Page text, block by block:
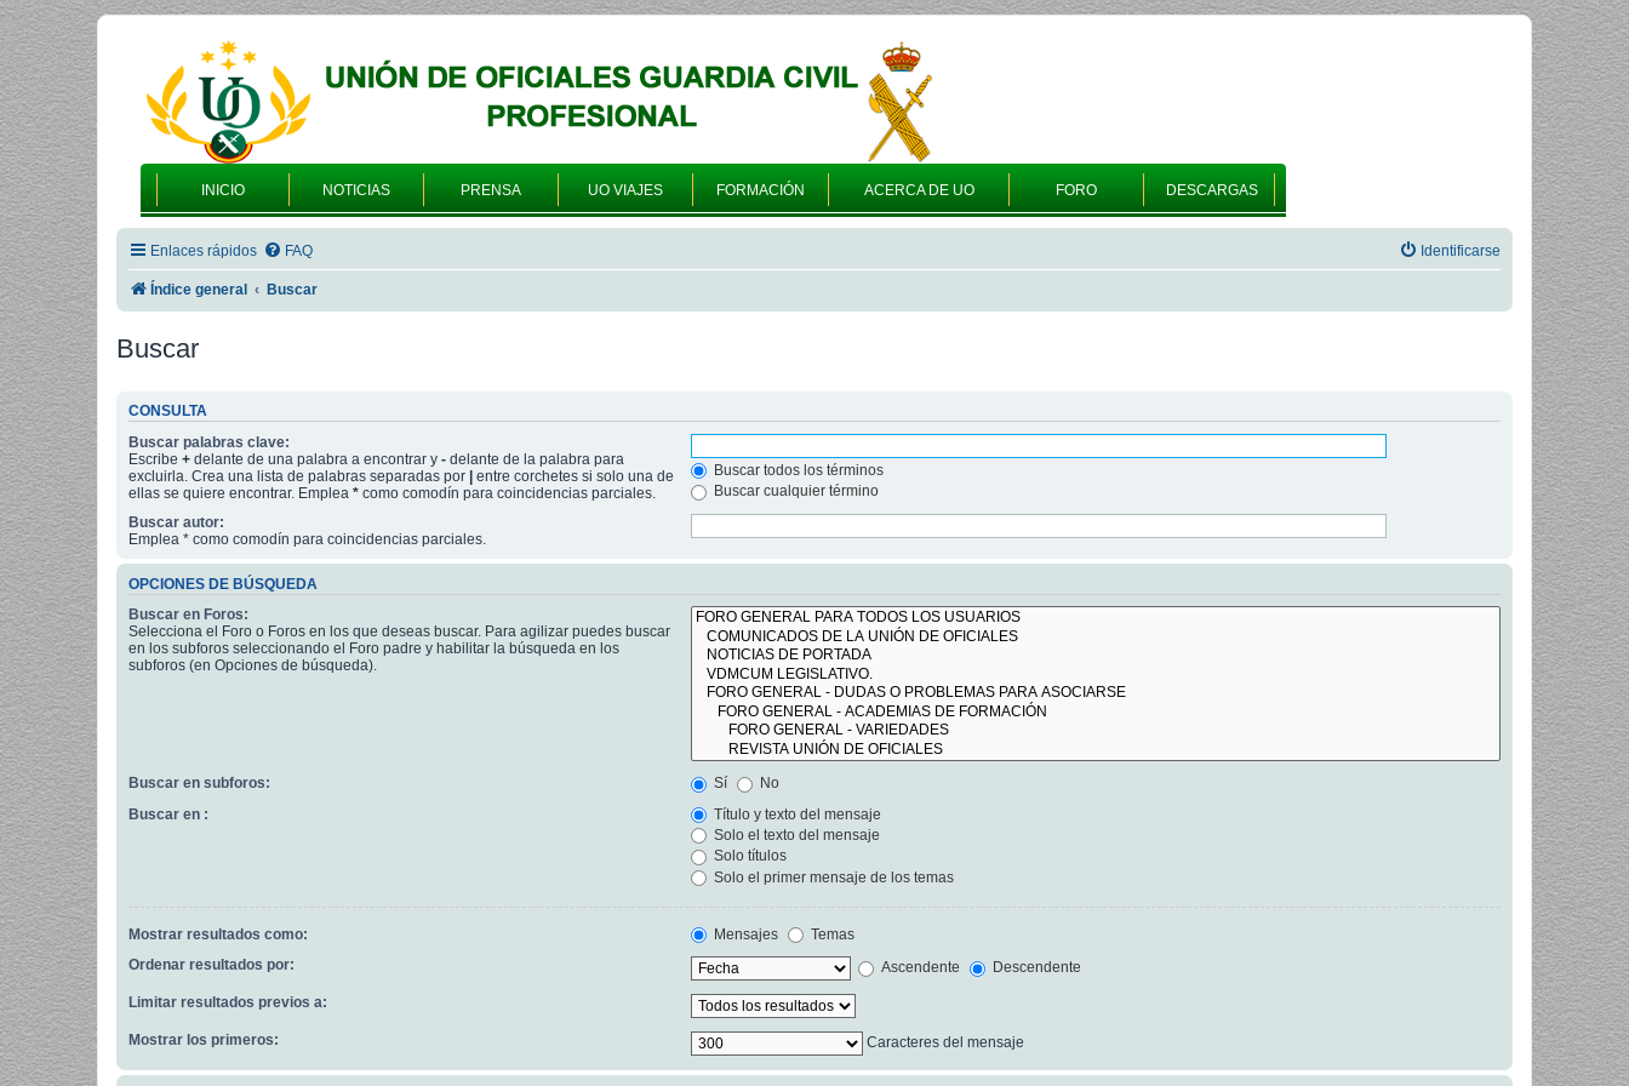
INICIO NOTICIAS PRENSA UO VIAJES FORMACIÓN ACERCA DE UO FORO DESCARGAS
Enlaces rápidos FAQ Identificarse
Índice general Buscar
Buscar
CONSULTA
Buscar palabras clave:
Escribe + delante de una palabra a encontrar y - delante de la palabra para
excluirla. Crea una lista de palabras separadas por
entre corchetes si solo una de
ellas se quiere encontrar. Emplea * como comodín para coincidencias parciales.
Buscar todos los términos
Buscar cualquier término
Buscar autor:
Emplea * como comodín para coincidencias parciales.
OPCIONES DE BÚSQUEDA
Buscar en Foros:
Selecciona el Foro o Foros en los que deseas buscar. Para agilizar puedes buscar
en los subforos seleccionando el Foro padre y habilitar la búsqueda en los
subforos (en Opciones de búsqueda).
Buscar en subforos: Sí
No
Buscar en :
Título y texto del mensaje
Solo el texto del mensaje
Solo títulos
Solo el primer mensaje de los temas
Mostrar resultados como: Mensajes
Temas
Ordenar resultados por:
Ascendente Descendente
Limitar resultados previos a:
Mostrar los primeros: Caracteres del mensaje